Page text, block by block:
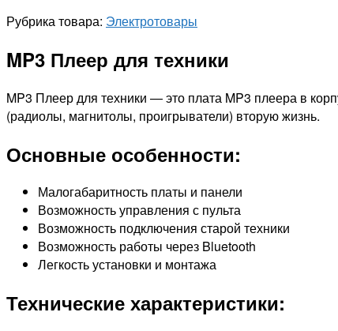
Рубрика товара: Электротовары
MP3 Плеер для техники
MP3 Плеер для техники — это плата MP3 плеера в
(радиолы, магнитолы, проигрыватели) вторую жизнь.
Основные особенности:
Малогабаритность платы и панели
Возможность управления с пульта
Возможность подключения старой техники
Возможность работы через Bluetooth
Легкость установки и монтажа
Технические характеристики: